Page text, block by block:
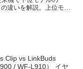
違いを解説。上位モデ
Clip vs LinkBuds
/ WF‑L910） イヤ